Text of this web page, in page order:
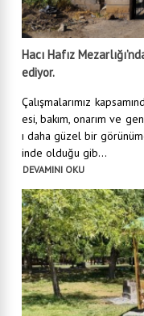
Hacı Hafız
ediyor.
Çalışmalarımız
esi, bakım, onarım ve
ı daha güzel bir
inde olduğu gib...
DEVAMINI OKU